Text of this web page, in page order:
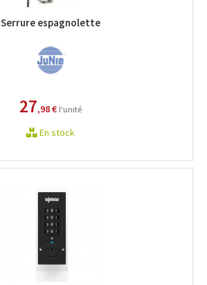
Serrure espagnolette
27,98 € l'unité
En stock